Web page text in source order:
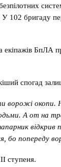
102 бригаду
БпЛА
спогад
окопи.
А от на
відкрив
бо попереду
ступеня.